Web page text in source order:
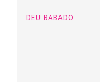
DEU BABADO